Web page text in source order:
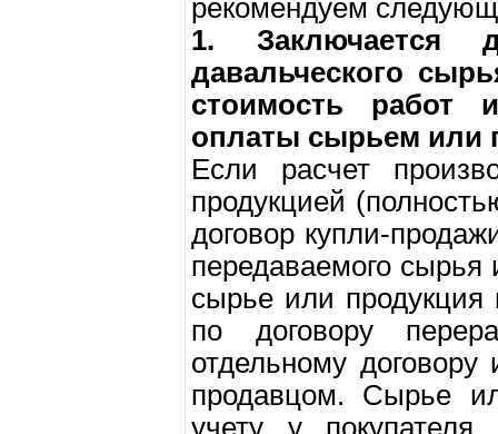
рекомендуем
1. Заключается
давальческого
стоимость работ
оплаты сырьем или
Если расчет
продукцией
договор купли-
передаваемого
сырье или продукция
по договору
отдельному
продавцом. Сырье
учету у покупателя